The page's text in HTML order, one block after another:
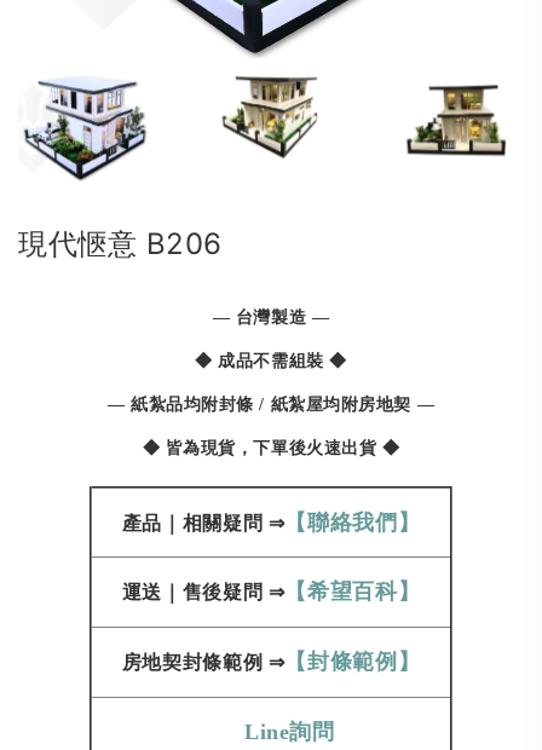
現代愜意 B206
— 台灣製造 —
◆ 成品不需組裝 ◆
— 紙紮品均附封條 / 紙紮屋均附房地契 —
◆ 皆為現貨，下單後火速出貨 ◆
產品 相關疑問 ⇒【聯絡我們】
運送 售後疑問 ⇒【希望百科】
房地契封條範例​​​​​ ⇒【封條範例】
Line詢問